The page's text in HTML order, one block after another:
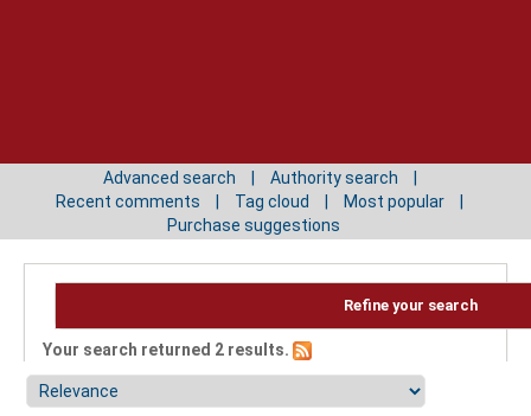
Advanced search
Authority search
Recent comments
Tag cloud
Most popular
Purchase suggestions
Refine your search
Your search returned 2 results.